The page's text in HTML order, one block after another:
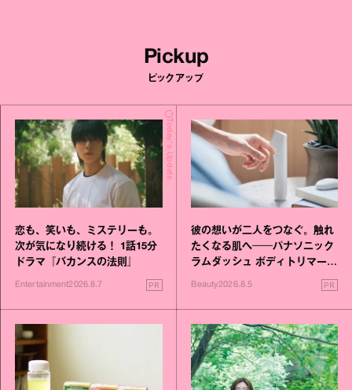
Pickup
ピックアップ
Today's Update
恋も、笑いも、ミステリーも。
次が気になり続ける！ 1話15分
ドラマ『バカンスの法則』
Entertainment2026.8.7 PR
彼の想いが二人をつなぐ。触れ
たくなる肌へ──パナソニック
ラムダッシュ ボディトリマーが
Beauty2026.8.5 PR